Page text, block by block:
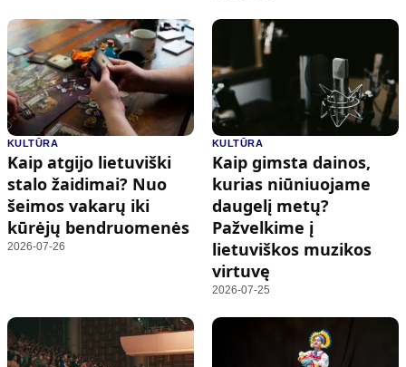
KULTŪRA
Kaip atgijo lietuviški
stalo žaidimai? Nuo
šeimos vakarų iki
kūrėjų bendruomenės
2026-07-26
KULTŪRA
Kaip gimsta dainos,
kurias niūniuojame
daugelį metų?
Pažvelkime į
lietuviškos muzikos
virtuvę
2026-07-25